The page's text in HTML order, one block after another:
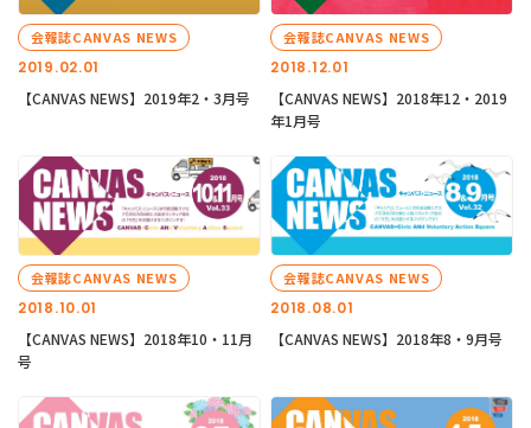
2019.02.01
会報誌CANVAS NEWS
【CANVAS NEWS】2019年2・3月号
2018.12.01
会報誌CANVAS NEWS
【CANVAS NEWS】2018年12・2019
年1月号
2018.10.01
会報誌CANVAS NEWS
【CANVAS NEWS】2018年10・11月
号
2018.08.01
会報誌CANVAS NEWS
【CANVAS NEWS】2018年8・9月号